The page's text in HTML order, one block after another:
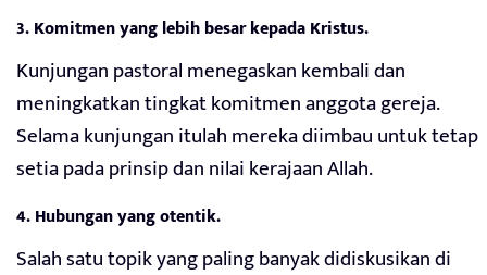
3. Komitmen yang lebih besar kepada Kristus.
Kunjungan pastoral menegaskan kembali dan
meningkatkan tingkat komitmen anggota gereja.
Selama kunjungan itulah mereka diimbau untuk tetap
setia pada prinsip dan nilai kerajaan Allah.
4. Hubungan yang otentik.
Salah satu topik yang paling banyak didiskusikan di